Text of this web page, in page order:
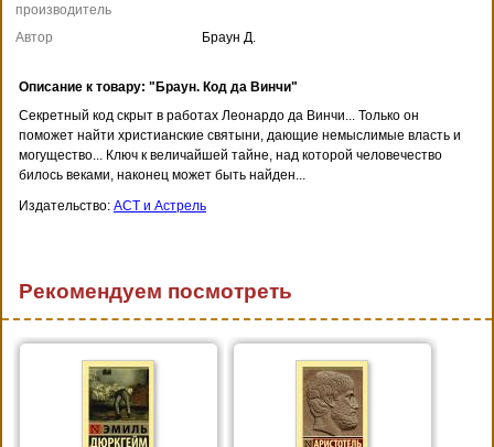
производитель
Автор Браун Д.
Описание к товару: "Браун. Код да Винчи"
Секретный код скрыт в работах Леонардо да Винчи... Только он
поможет найти христианские святыни, дающие немыслимые власть и
могущество... Ключ к величайшей тайне, над которой человечество
билось веками, наконец может быть найден...
Издательство: АСТ и Астрель
Рекомендуем посмотреть